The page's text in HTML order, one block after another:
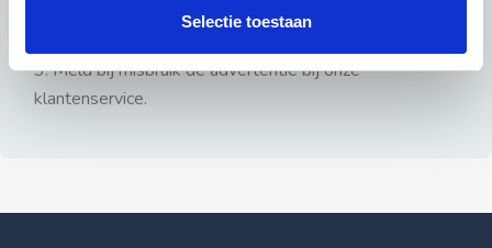
Selectie toestaan
3: Meld bij misbruik de advertentie bij onze
klantenservice.